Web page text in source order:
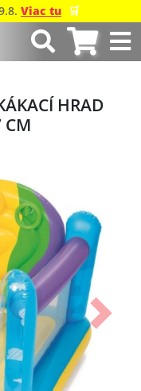
Viac tu 🛒
HRAD
CM
Ďalší